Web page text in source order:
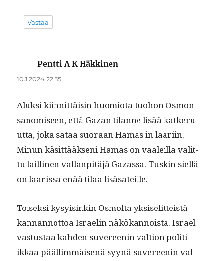
Vastaa
Pentti A K Häkkinen
10.1.2024 22:35
Aluk­si kiin­nit­täisin huomio­ta tuo­hon Osmon
sanomiseen, että Gazan tilanne lisää katkeru­
ut­ta, joka sataa suo­raan Hamas in laari­in.
Min­un käsit­tääk­seni Hamas on vaaleil­la valit­
tu lailli­nen val­lan­pitäjä Gazas­sa. Tuskin siel­lä
on laaris­sa enää tilaa lisäsateille.
Toisek­si kysy­isinkin Osmol­ta yksiselit­teistä
kan­nan­not­toa Israelin näkökan­noista. Israel
vas­tus­taa kah­den suvereenin val­tion poli­ti­
ikkaa pääl­lim­mäisenä syynä suvereenin val­